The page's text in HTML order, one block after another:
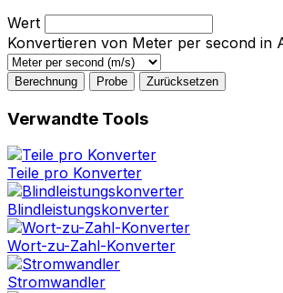
Wert
Konvertieren von Meter per second in
Berechnung Probe Zurücksetzen
Verwandte Tools
Teile pro Konverter
Blindleistungskonverter
Wort-zu-Zahl-Konverter
Stromwandler